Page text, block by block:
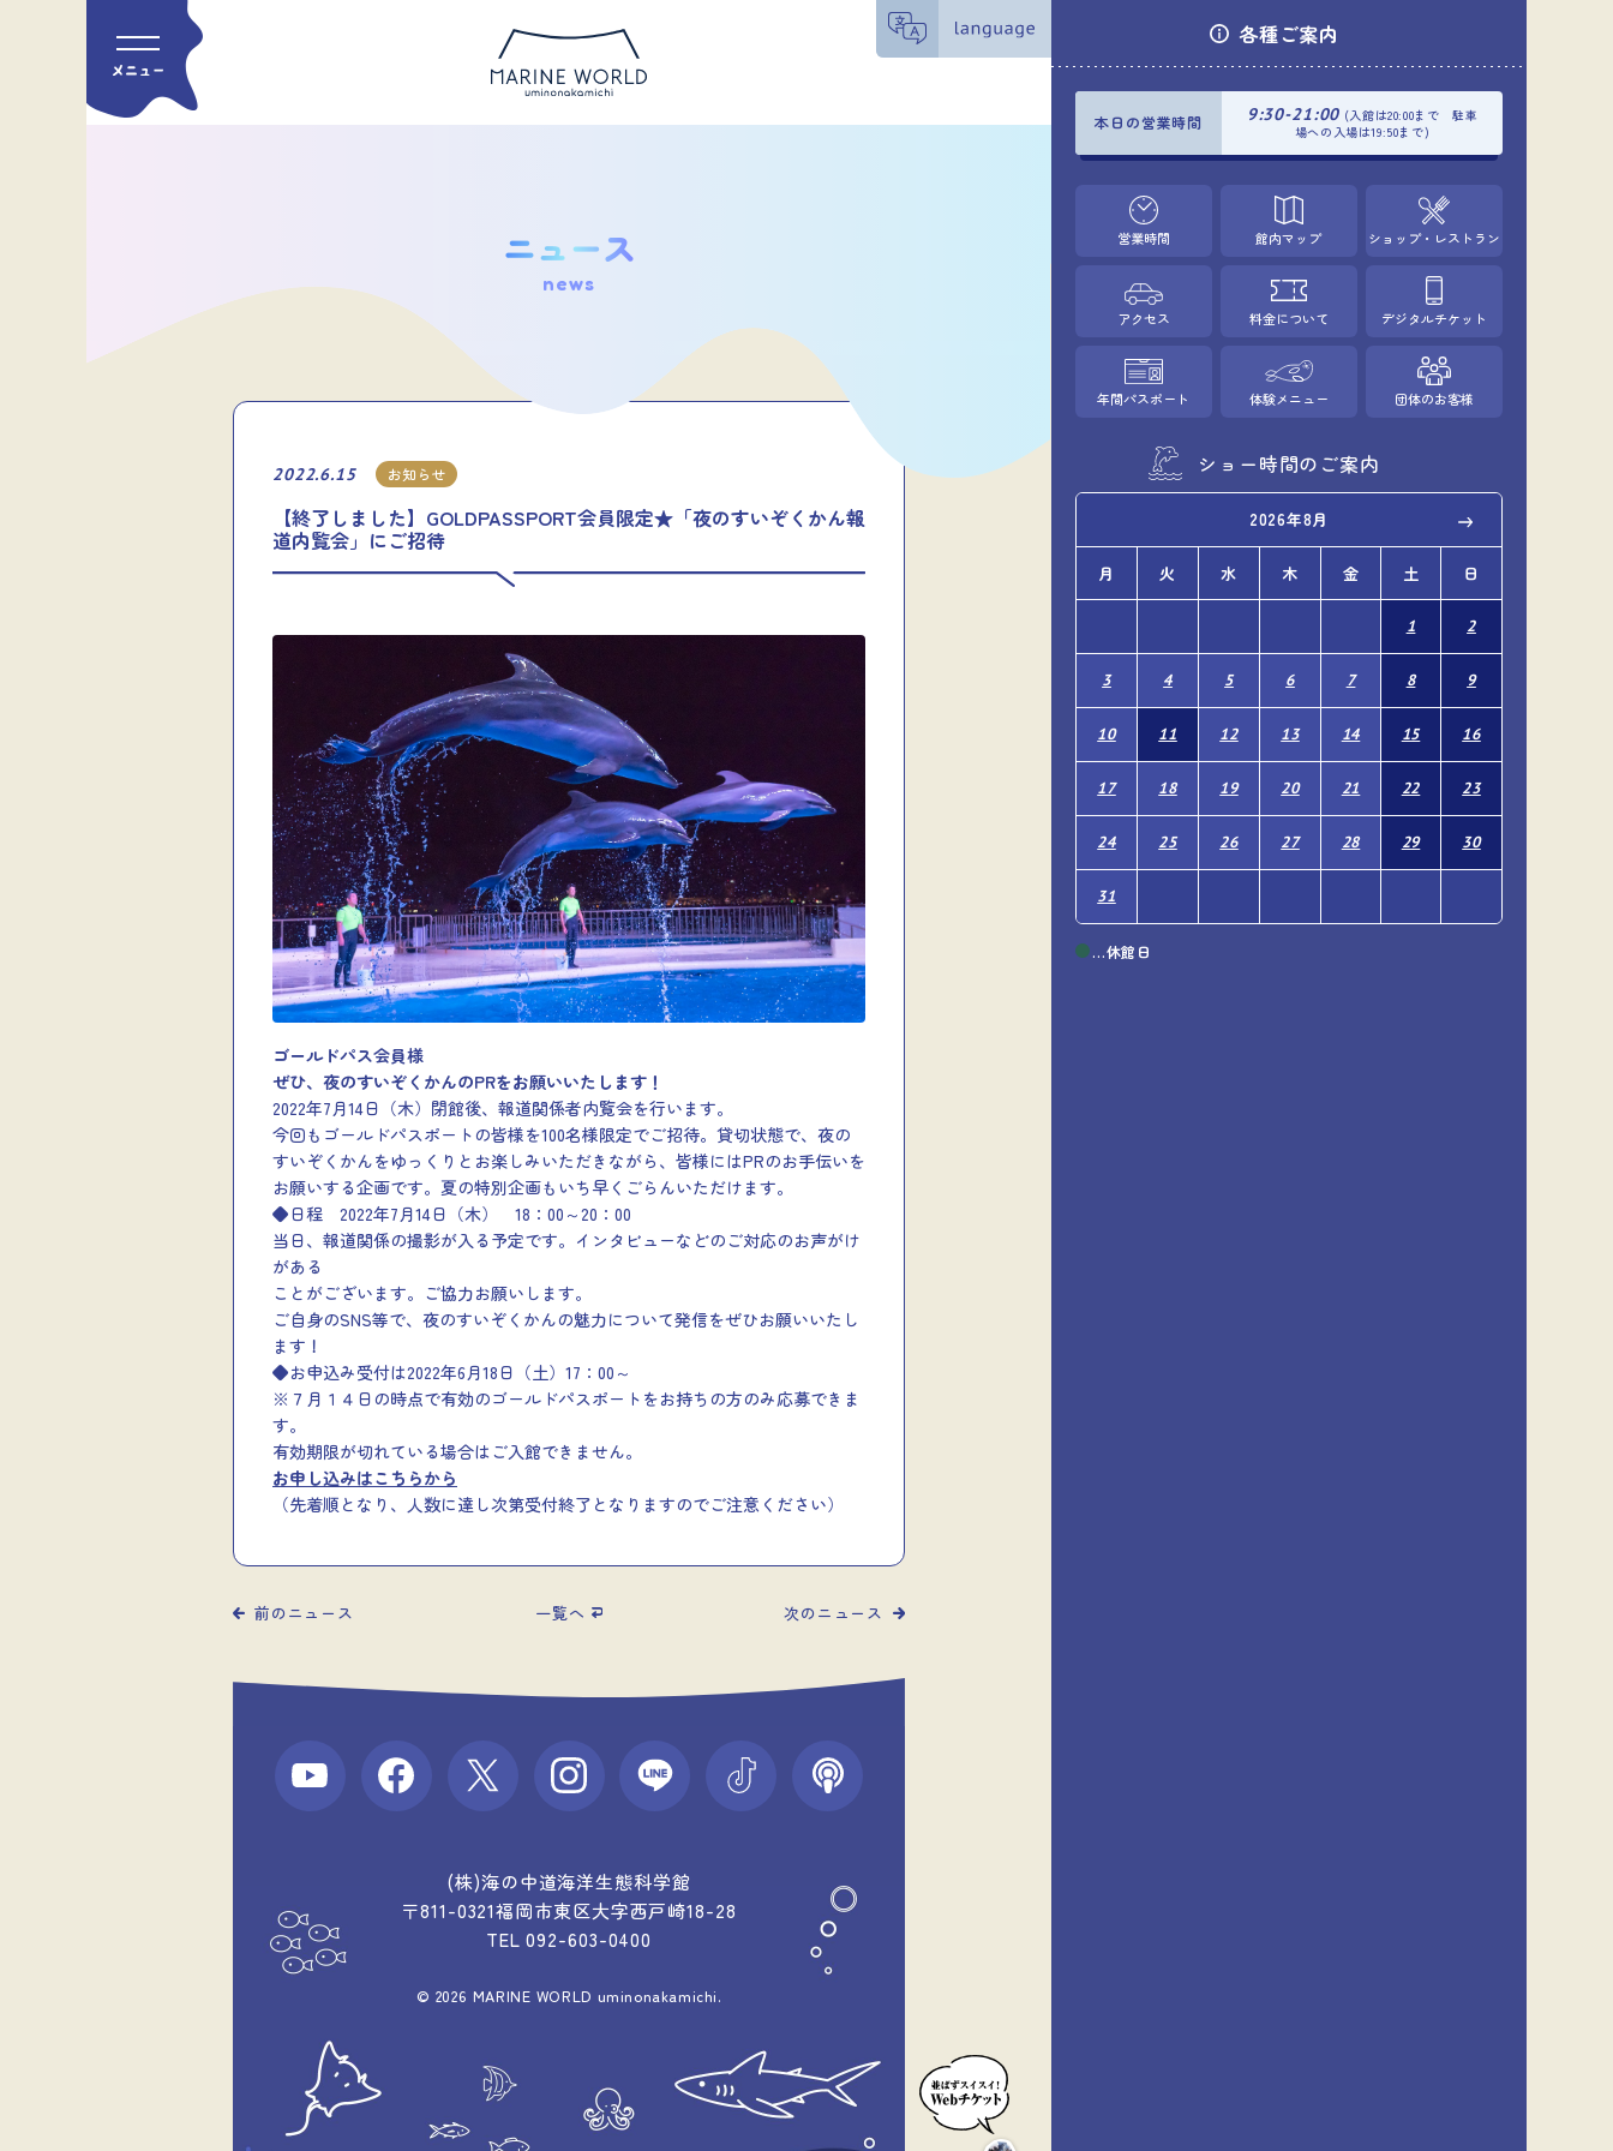
news
2022.6.15 お知らせ
【終了しました】GOLDPASSPORT会員限定★「夜のすいぞくかん報
道内覧会」にご招待
ゴールドパス会員様
ぜひ、夜のすいぞくかんのPRをお願いいたします！
2022年7月14日（木）閉館後、報道関係者内覧会を行います。
今回もゴールドパスポートの皆様を100名様限定でご招待。貸切状態で、夜の
すいぞくかんをゆっくりとお楽しみいただきながら、皆様にはPRのお手伝いを
お願いする企画です。夏の特別企画もいち早くごらんいただけます。
◆日程 2022年7月14日（木） 18：00～20：00
当日、報道関係の撮影が入る予定です。インタビューなどのご対応のお声がけ
がある
ことがございます。ご協力お願いします。
ご自身のSNS等で、夜のすいぞくかんの魅力について発信をぜひお願いいたし
ます！
◆お申込み受付は2022年6月18日（土）17：00～
※７月１４日の時点で有効のゴールドパスポートをお持ちの方のみ応募できま
す。
有効期限が切れている場合はご入館できません。
お申し込みはこちらから
（先着順となり、人数に達し次第受付終了となりますのでご注意ください）
前のニュース 一覧へ 次のニュース
(株)海の中道海洋生態科学館
〒811-0321福岡市東区大字西戸崎18-28
TEL 092-603-0400
© 2026 MARINE WORLD uminonakamichi.
各種ご案内
本日の営業時間 9:30-21:00 (入館は20:00まで 駐車
場への入場は19:50まで)
営業時間 館内マップ ショップ・レストラン
アクセス 料金について デジタルチケット
年間パスポート 体験メニュー 団体のお客様
ショー時間のご案内
2026年8月
月 火 水 木 金 土 日
1 2
3 4 5 6 7 8 9
10 11 12 13 14 15 16
17 18 19 20 21 22 23
24 25 26 27 28 29 30
31
…休館日